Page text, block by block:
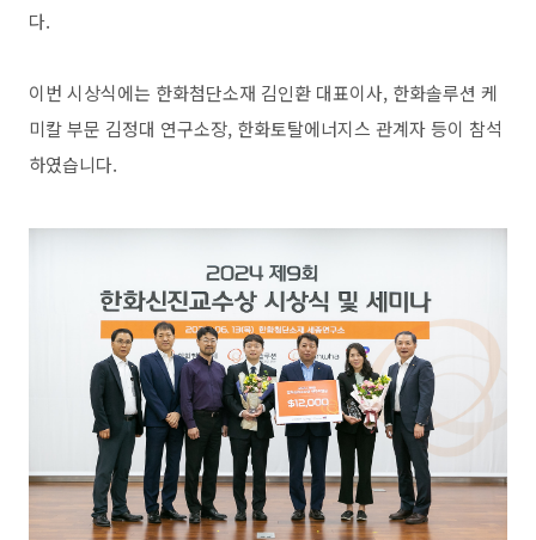
다.
이번 시상식에는 한화첨단소재 김인환 대표이사, 한화솔루션 케
미칼 부문 김정대 연구소장, 한화토탈에너지스 관계자 등이 참석
하였습니다.